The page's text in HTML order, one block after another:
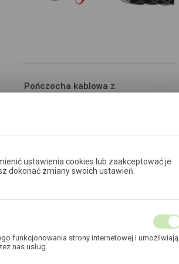
ustawienia cookies lub zaakceptować je
dokonać zmiany swoich ustawień.
funkcjonowania strony internetowej i umożliwiają
nas usług.
Pończocha kablowa z
CENA BRUTTO OD